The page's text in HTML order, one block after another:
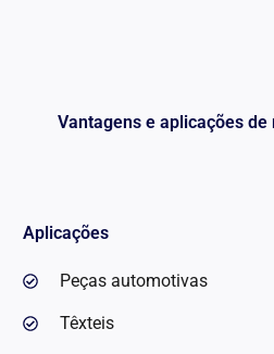
Vantagens e aplicações de
Aplicações
Peças automotivas
Têxteis